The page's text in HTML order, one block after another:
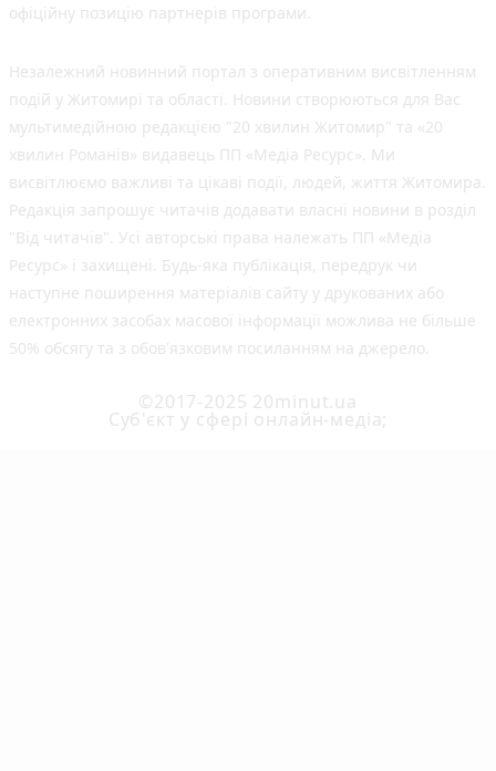
офіційну позицію партнерів програми.
Незалежний новинний портал з оперативним висвітленням
подій у Житомирі та області. Новини створюються для Вас
мультимедійною редакцією "20 хвилин Житомир" та «20
хвилин Романів» видавець ПП «Медіа Ресурс». Ми
висвітлюємо важливі та цікаві події, людей, життя Житомира.
Редакція запрошує читачів додавати власні новини в розділ
"Від читачів". Усі авторські права належать ПП «Медіа
Ресурс» і захищені. Будь-яка публiкацiя, передрук чи
наступне поширення матеріалів сайту у друкованих або
електронних засобах масової інформації можлива не більше
50% обсягу та з обов'язковим посиланням на джерело.
©2017-2025 20minut.ua
Cуб'єкт у сфері онлайн-медіа;